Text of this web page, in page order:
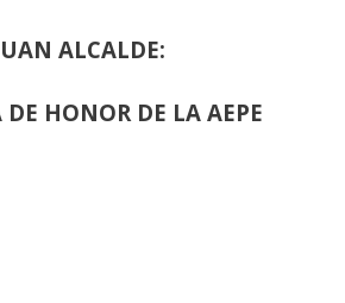
ALCALDE:
HONOR DE LA AEPE